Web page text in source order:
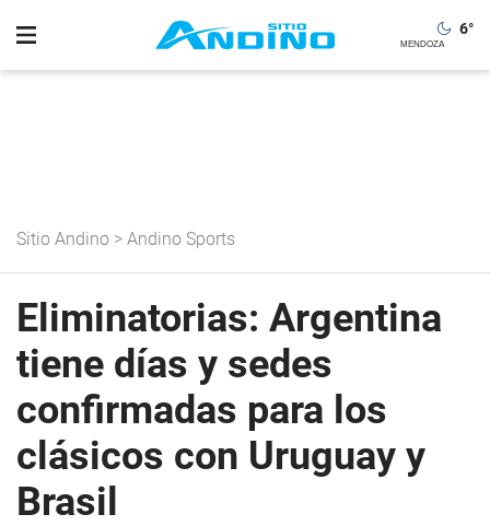
6°
Sitio Andino > Andino Sports
Eliminatorias: Argentina
tiene días y sedes
confirmadas para los
clásicos con Uruguay y
Brasil